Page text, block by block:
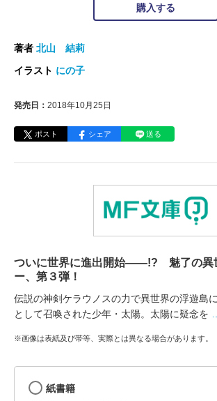
購入する
著者 北山 結莉
イラスト にの子
発売日： 2018年10月25日
ポスト シェア 送る
ついに世界に進出開始――!? 魅了の異
ー、第３弾！
伝説の神剣ケラウノスの力で異世界の浮遊島
として召喚された少年・太陽。太陽に疑念を
※画像は表紙及び帯等、実際とは異なる場合があります。
紙書籍